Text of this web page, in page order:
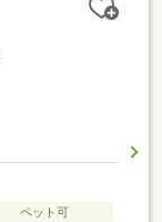
ペット可